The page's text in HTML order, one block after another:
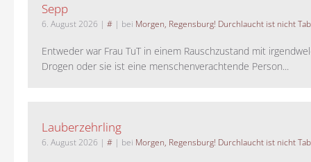
Sepp
6. August 2026 | # | bei Morgen, Regensburg! Durchlaucht ist nicht
Entweder war Frau TuT in einem Rauschzustand mit
Drogen oder sie ist eine menschenverachtende Person...
Lauberzehrling
6. August 2026 | # | bei Morgen, Regensburg! Durchlaucht ist nicht